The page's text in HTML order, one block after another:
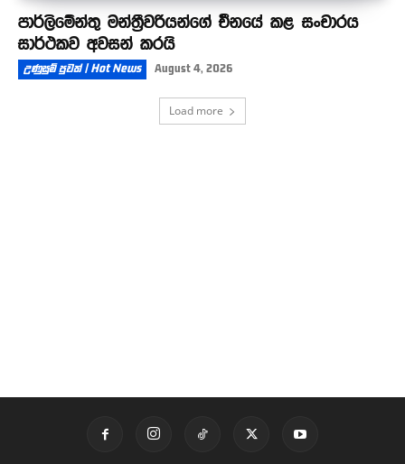
පාර්ලිමේන්තු මන්ත්‍රීවරියන්ගේ චීනයේ කළ සංචාරය
සාර්ථකව අවසන් කරයි
උණුසුම් පුවත් | Hot News August 4, 2026
Load more